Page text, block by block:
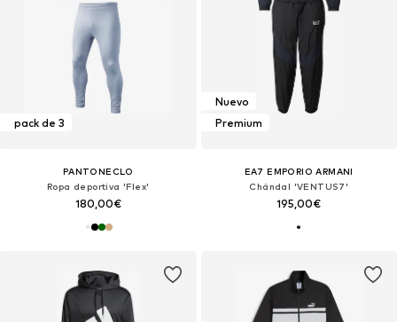
pack de 3
PANTONECLO
Ropa deportiva 'Flex'
180,00€
Nuevo
Premium
EA7 EMPORIO ARMANI
Chándal 'VENTUS7'
195,00€